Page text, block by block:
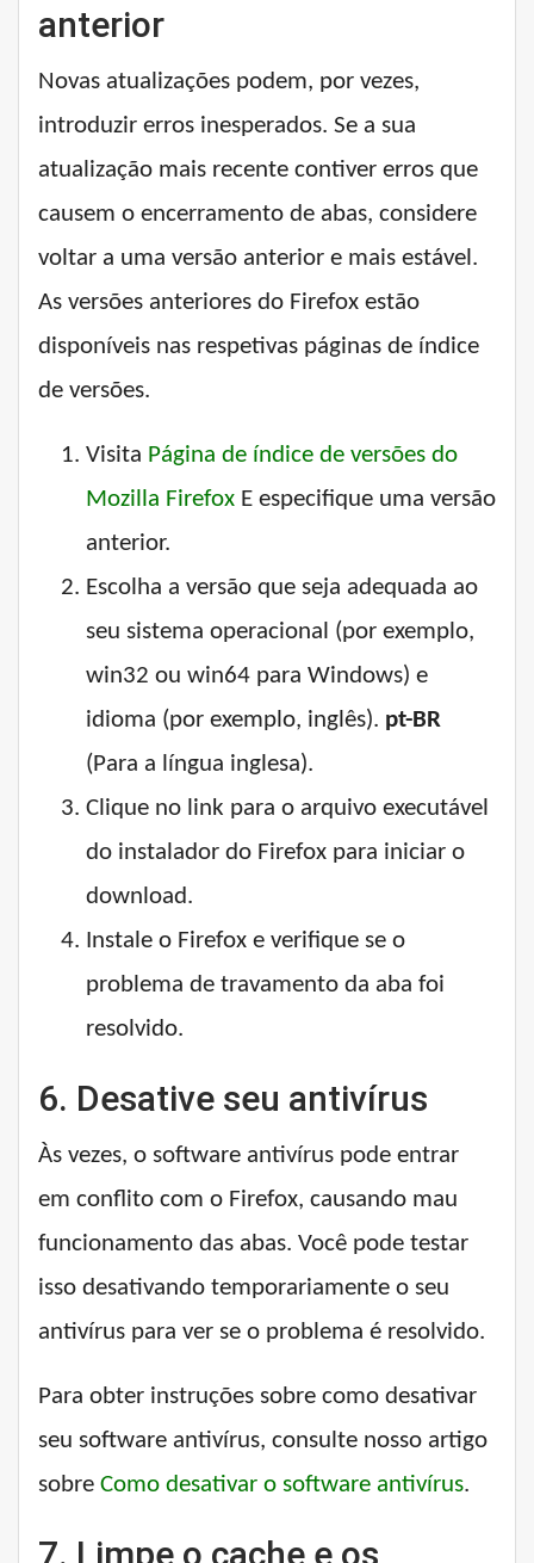
anterior
Novas atualizações podem, por vezes,
introduzir erros inesperados. Se a sua
atualização mais recente contiver erros que
causem o encerramento de abas, considere
voltar a uma versão anterior e mais estável.
As versões anteriores do Firefox estão
disponíveis nas respetivas páginas de índice
de versões.
Visita Página de índice de versões do
Mozilla Firefox E especifique uma versão
anterior.
Escolha a versão que seja adequada ao
seu sistema operacional (por exemplo,
win32 ou win64 para Windows) e
idioma (por exemplo, inglês). pt-BR
(Para a língua inglesa).
Clique no link para o arquivo executável
do instalador do Firefox para iniciar o
download.
Instale o Firefox e verifique se o
problema de travamento da aba foi
resolvido.
6. Desative seu antivírus
Às vezes, o software antivírus pode entrar
em conflito com o Firefox, causando mau
funcionamento das abas. Você pode testar
isso desativando temporariamente o seu
antivírus para ver se o problema é resolvido.
Para obter instruções sobre como desativar
seu software antivírus, consulte nosso artigo
sobre Como desativar o software antivírus.
7. Limpe o cache e os